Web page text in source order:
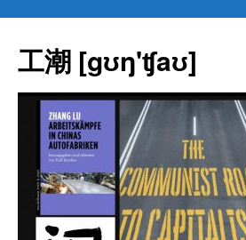
content
工潮 [gʊŋ'ʧaʊ]